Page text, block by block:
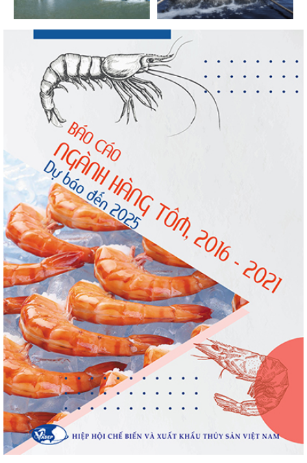
tăng nhẹ, áp lực mới...
Nguồn cung giảm, giá cá rô phi Trung Quốc
tiếp tục tăng
Trung Quốc tăng mạnh nhập khẩu mực,
trong khi nguồn cung...
Điểm tin thủy sản thế giới ngày 3/8/2026